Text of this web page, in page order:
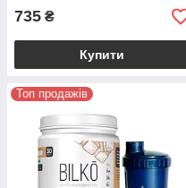
735 ₴
Купити
Топ продажів